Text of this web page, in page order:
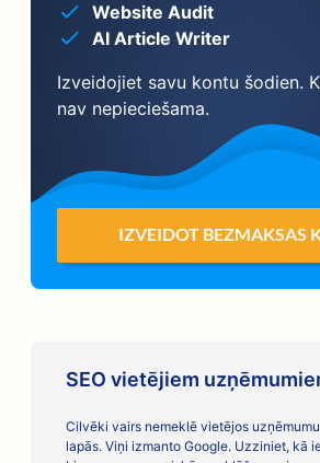
Website Audit
AI Article Writer
Izveidojiet savu kontu šodien.
nav nepieciešama.
IZVEIDOT BEZMAKSAS
SEO vietējiem
Cilvēki vairs nemeklē vietējos
lapās. Viņi izmanto Google. Uzziniet, kā